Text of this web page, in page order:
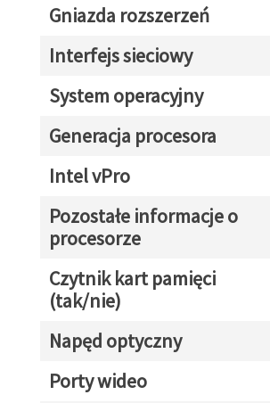
Gniazda rozszerzeń
Interfejs sieciowy
System operacyjny
Generacja procesora
Intel vPro
Pozostałe informacje o
procesorze
Czytnik kart pamięci
(tak/nie)
Napęd optyczny
Porty wideo